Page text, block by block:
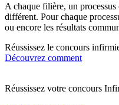
A chaque filière, un
différent. Pour chaque
ou encore les résultats
Réussissez le concours
Découvrez comment
Réussissez votre concours